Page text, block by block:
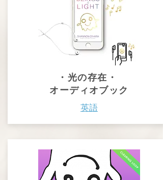
・光の存在・
オーディオブック
英語